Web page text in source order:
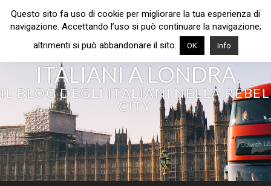
ITALIANI A LONDRA
IL BLOG DEGLI ITALIANI NELLA REBEL
CITY
Questo sito fa uso di cookie per migliorare la tua esperienza di
navigazione. Accettando l’uso si può continuare la navigazione;
altrimenti si può abbandonare il sito.
OK Info